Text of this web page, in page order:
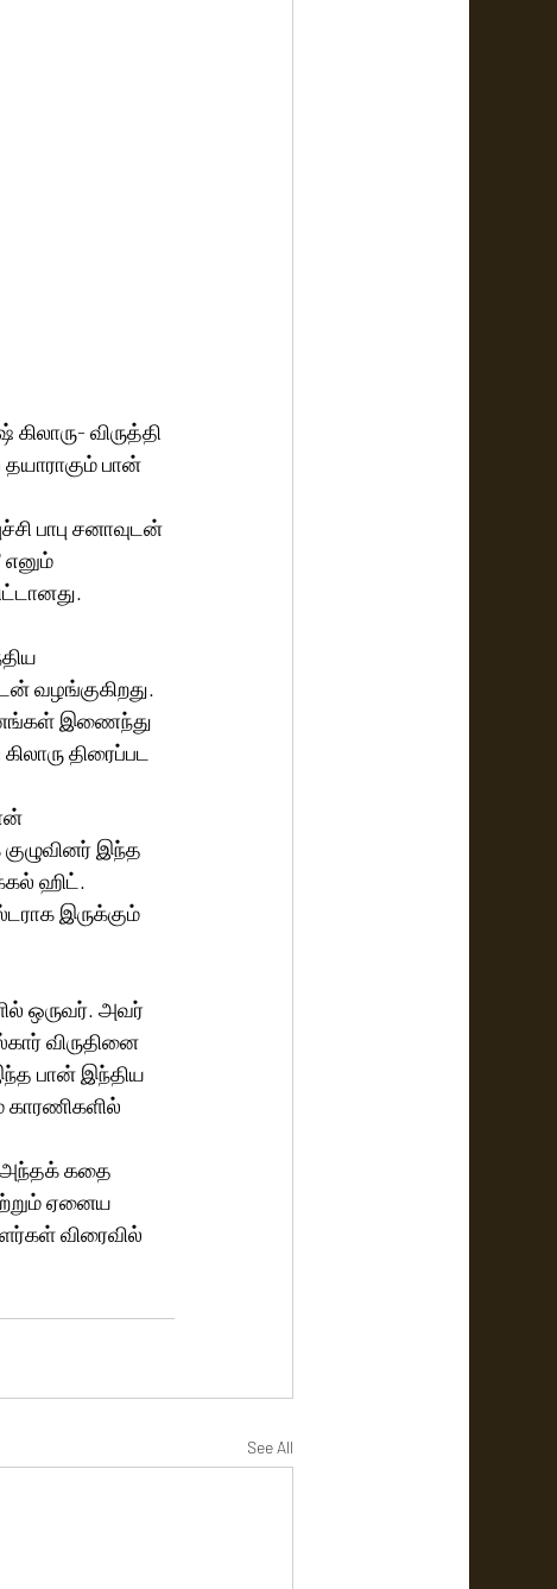
விருத்தி
பான்
பாபு சனாவுடன்
எனும்
வழங்குகிறது.
இணைந்து
திரைப்பட
இந்த
ஹிட்.
இருக்கும்
ஒருவர். அவர்
விருதினை
பான் இந்திய
காரணிகளில்
அந்தக் கதை
ஏனைய
விரைவில்
See All